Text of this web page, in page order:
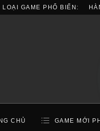
LOẠI GAME PHỔ BIẾN:
CHỦ GAME MỚI